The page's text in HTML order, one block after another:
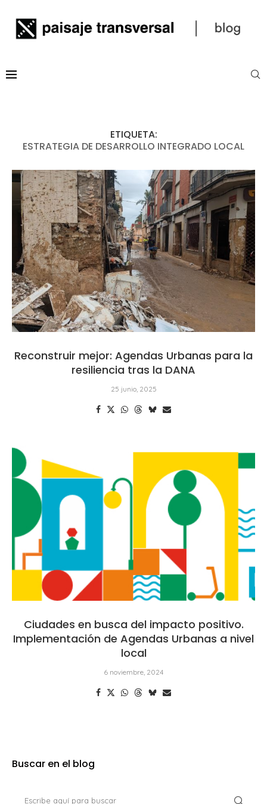
ETIQUETA:
ESTRATEGIA DE DESARROLLO INTEGRADO LOCAL
Reconstruir mejor: Agendas Urbanas para la
resiliencia tras la DANA
25 junio, 2025
Ciudades en busca del impacto positivo.
Implementación de Agendas Urbanas a nivel
local
6 noviembre, 2024
Buscar en el blog